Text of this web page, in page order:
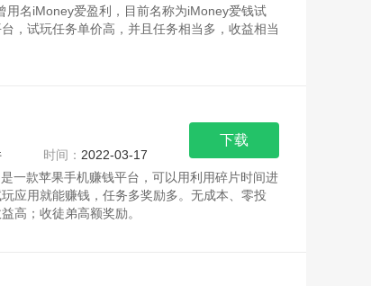
用名iMoney爱盈利，目前名称为iMoney爱钱试
，试玩任务单价高，并且任务相当多，收益相当
时间： 2022-03-17
一款苹果手机赚钱平台，可以用利用碎片时间进
应用就能赚钱，任务多奖励多。无成本、零投
高；收徒弟高额奖励。
下载